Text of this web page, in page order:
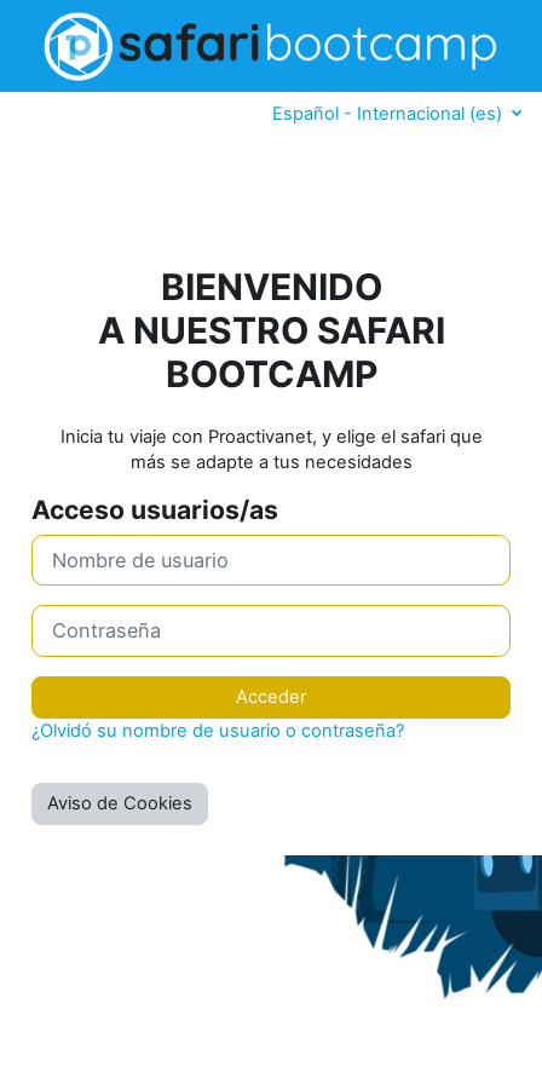
Salta al contenido principal
Español - Internacional ‎(es)‎
BIENVENIDO
A NUESTRO SAFARI
BOOTCAMP
Inicia tu viaje con Proactivanet, y elige el safari que
más se adapte a tus necesidades
Acceso usuarios/as
Nombre de usuario
Contraseña
Acceder
¿Olvidó su nombre de usuario o contraseña?
Aviso de Cookies